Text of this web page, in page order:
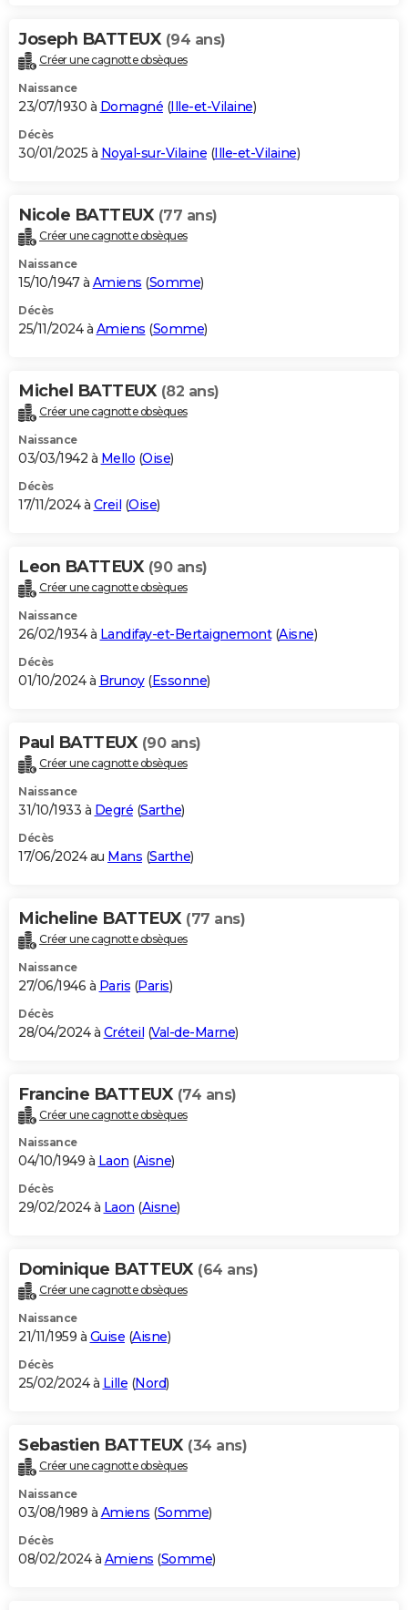
Joseph BATTEUX (94 ans)
Créer une cagnotte obsèques
Naissance
23/07/1930 à Domagné (Ille-et-Vilaine)
Décès
30/01/2025 à Noyal-sur-Vilaine (Ille-et-Vilaine)
Nicole BATTEUX (77 ans)
Créer une cagnotte obsèques
Naissance
15/10/1947 à Amiens (Somme)
Décès
25/11/2024 à Amiens (Somme)
Michel BATTEUX (82 ans)
Créer une cagnotte obsèques
Naissance
03/03/1942 à Mello (Oise)
Décès
17/11/2024 à Creil (Oise)
Leon BATTEUX (90 ans)
Créer une cagnotte obsèques
Naissance
26/02/1934 à Landifay-et-Bertaignemont(Aisne)
Décès
01/10/2024 à Brunoy(Essonne)
Paul BATTEUX (90 ans)
Créer une cagnotte obsèques
Naissance
31/10/1933 à Degré (Sarthe)
Décès
17/06/2024 au Mans (Sarthe)
Micheline BATTEUX (77 ans)
Créer une cagnotte obsèques
Naissance
27/06/1946 à Paris (Paris)
Décès
28/04/2024 à Créteil (Val-de-Marne)
Francine BATTEUX (74 ans)
Créer une cagnotte obsèques
Naissance
04/10/1949 à Laon (Aisne)
Décès
29/02/2024 à Laon (Aisne)
Dominique BATTEUX (64 ans)
Créer une cagnotte obsèques
Naissance
21/11/1959 à Guise (Aisne)
Décès
25/02/2024 à Lille (Nord)
Sebastien BATTEUX (34 ans)
Créer une cagnotte obsèques
Naissance
03/08/1989 à Amiens (Somme)
Décès
08/02/2024 à Amiens (Somme)